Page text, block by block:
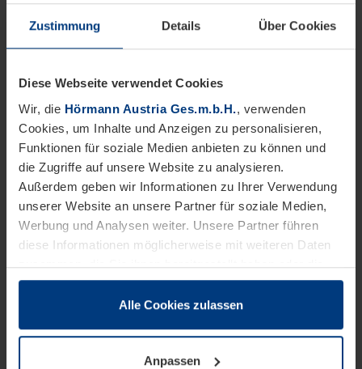
Zustimmung Details Über Cookies
Diese Webseite verwendet Cookies
Wir, die Hörmann Austria Ges.m.b.H., verwenden
Cookies, um Inhalte und Anzeigen zu personalisieren,
Funktionen für soziale Medien anbieten zu können und
die Zugriffe auf unsere Website zu analysieren.
Außerdem geben wir Informationen zu Ihrer Verwendung
unserer Website an unsere Partner für soziale Medien,
Werbung und Analysen weiter. Unsere Partner führen
diese Informationen möglicherweise mit weiteren Daten
zusammen, die Sie ihnen bereitgestellt haben oder die
sie im Rahmen Ihrer Nutzung der Dienste gesammelt
wenn diese für den Betrieb dieser Seite unbedingt
notwendig sind. Für alle anderen Cookie-Typen benötigen
Alle Cookies zulassen
Anpassen